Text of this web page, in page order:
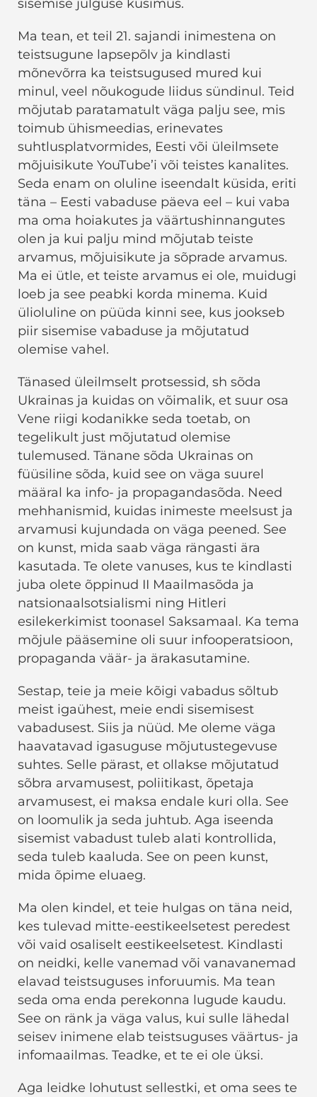
sisemise julguse küsimus.
Ma tean, et teil 21. sajandi inimestena on
teistsugune lapsepõlv ja kindlasti
mõnevõrra ka teistsugused mured kui
minul, veel nõukogude liidus sündinul. Teid
mõjutab paratamatult väga palju see, mis
toimub ühismeedias, erinevates
suhtlusplatvormides, Eesti või üleilmsete
mõjuisikute YouTube’i või teistes kanalites.
Seda enam on oluline iseendalt küsida, eriti
täna – Eesti vabaduse päeva eel – kui vaba
ma oma hoiakutes ja väärtushinnangutes
olen ja kui palju mind mõjutab teiste
arvamus, mõjuisikute ja sõprade arvamus.
Ma ei ütle, et teiste arvamus ei ole, muidugi
loeb ja see peabki korda minema. Kuid
ülioluline on püüda kinni see, kus jookseb
piir sisemise vabaduse ja mõjutatud
olemise vahel.
Tänased üleilmselt protsessid, sh sõda
Ukrainas ja kuidas on võimalik, et suur osa
Vene riigi kodanikke seda toetab, on
tegelikult just mõjutatud olemise
tulemused. Tänane sõda Ukrainas on
füüsiline sõda, kuid see on väga suurel
määral ka info- ja propagandasõda. Need
mehhanismid, kuidas inimeste meelsust ja
arvamusi kujundada on väga peened. See
on kunst, mida saab väga rängasti ära
kasutada. Te olete vanuses, kus te kindlasti
juba olete õppinud II Maailmasõda ja
natsionaalsotsialismi ning Hitleri
esilekerkimist toonasel Saksamaal. Ka tema
mõjule pääsemine oli suur infooperatsioon,
propaganda väär- ja ärakasutamine.
Sestap, teie ja meie kõigi vabadus sõltub
meist igaühest, meie endi sisemisest
vabadusest. Siis ja nüüd. Me oleme väga
haavatavad igasuguse mõjutustegevuse
suhtes. Selle pärast, et ollakse mõjutatud
sõbra arvamusest, poliitikast, õpetaja
arvamusest, ei maksa endale kuri olla. See
on loomulik ja seda juhtub. Aga iseenda
sisemist vabadust tuleb alati kontrollida,
seda tuleb kaaluda. See on peen kunst,
mida õpime eluaeg.
Ma olen kindel, et teie hulgas on täna neid,
kes tulevad mitte-eestikeelsetest peredest
või vaid osaliselt eestikeelsetest. Kindlasti
on neidki, kelle vanemad või vanavanemad
elavad teistsuguses inforuumis. Ma tean
seda oma enda perekonna lugude kaudu.
See on ränk ja väga valus, kui sulle lähedal
seisev inimene elab teistsuguses väärtus- ja
infomaailmas. Teadke, et te ei ole üksi.
Aga leidke lohutust sellestki, et oma sees te